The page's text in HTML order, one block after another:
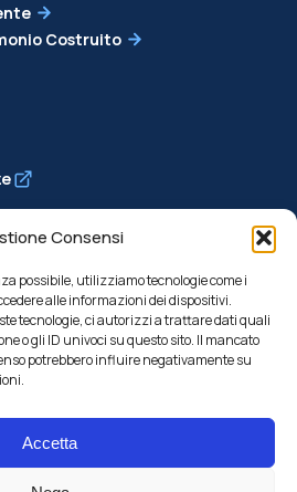
Consensi
possibile, utilizziamo tecnologie come i
alle informazioni dei dispositivi.
tecnologie, ci autorizzi a trattare dati quali
o gli ID univoci su questo sito. Il mancato
potrebbero influire negativamente su
Accetta
Costruito
in Architettura